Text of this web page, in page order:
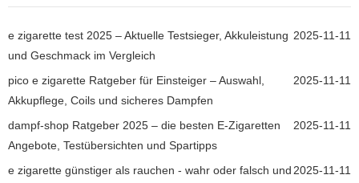
2025-11-11
e zigarette test 2025 – Aktuelle Testsieger, Akkuleistung
und Geschmack im Vergleich
2025-11-11
pico e zigarette Ratgeber für Einsteiger – Auswahl,
Akkupflege, Coils und sicheres Dampfen
2025-11-11
dampf-shop Ratgeber 2025 – die besten E-Zigaretten
Angebote, Testübersichten und Spartipps
2025-11-11
e zigarette günstiger als rauchen - wahr oder falsch und